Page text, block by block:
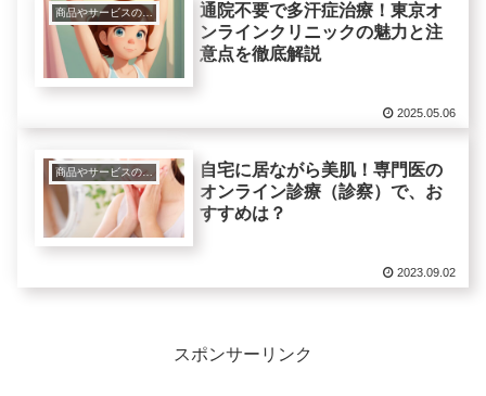
商品やサービスの紹介レビュー
通院不要で多汗症治療！東京オ
ンラインクリニックの魅力と注
意点を徹底解説
2025.05.06
商品やサービスの紹介レビュー
自宅に居ながら美肌！専門医の
オンライン診療（診察）で、お
すすめは？
2023.09.02
スポンサーリンク